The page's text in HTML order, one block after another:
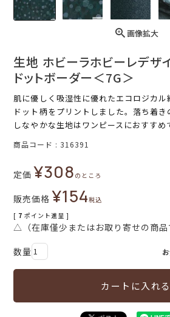
画像拡大
生地 ホビーラホビーレデザ
ドットボーダー＜7G＞
肌に優しく吸湿性に優れたエコロジカル
ドット柄をプリントしました。落ち着
しなやかな生地はワンピースにおすすめ
商品コード 316391
定価 ¥308 のところ
販売価格 ¥154税込
[ 7 ポイント進呈 ]
△（在庫僅少またはお取り寄せの商品
カートに入れる